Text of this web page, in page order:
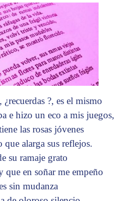
?, es el mismo
e hizo un eco a mis juegos,
las rosas jóvenes
alarga sus reflejos.
su ramaje grato
que en soñar me empeño
sin mudanza